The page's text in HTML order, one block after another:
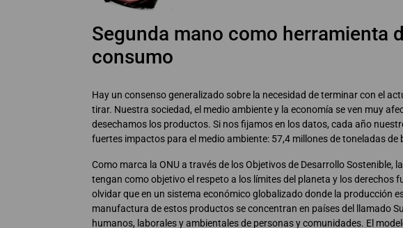
Segunda mano como herramienta
consumo
Hay un consenso generalizado sobre la necesidad de terminar con el
tirar. Nuestra sociedad, el medio ambiente y la economía se ven muy
desechamos los productos. Si nos fijamos en los datos, cada año
fuertes impactos para el medio ambiente: 57,4 millones de toneladas
Como marca la ONU a través de los Objetivos de Desarrollo
tengan como objetivo el respeto a los límites del planeta y los
olvidar que en un sistema económico globalizado donde la producción
manufactura de estos productos se concentran en países del llamado
humanos, laborales y ambientales de personas y comunidades. El